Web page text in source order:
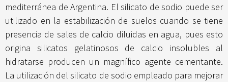
mediterránea de Argentina. El silicato de sodio puede ser
utilizado en la estabilización de suelos cuando se tiene
presencia de sales de calcio diluidas en agua, pues esto
origina silicatos gelatinosos de calcio insolubles al
hidratarse producen un magnífico agente cementante.
La utilización del silicato de sodio empleado para mejorar